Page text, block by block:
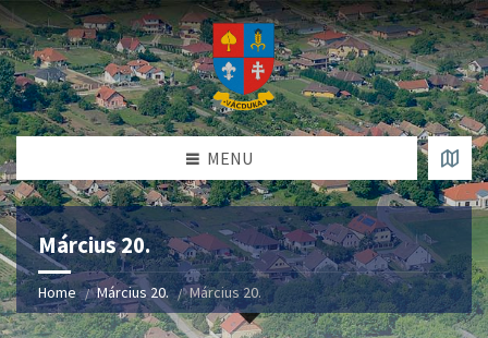
MENU
Március 20.
Home Március 20. Március 20.